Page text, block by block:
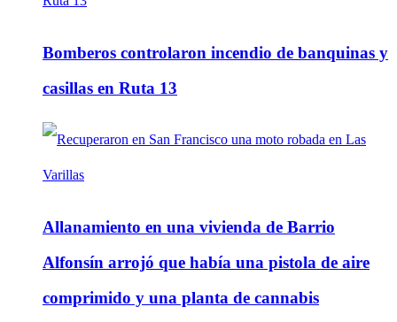
Bomberos controlaron incendio de banquinas y
casillas en Ruta 13
Allanamiento en una vivienda de Barrio
Alfonsín arrojó que había una pistola de aire
comprimido y una planta de cannabis